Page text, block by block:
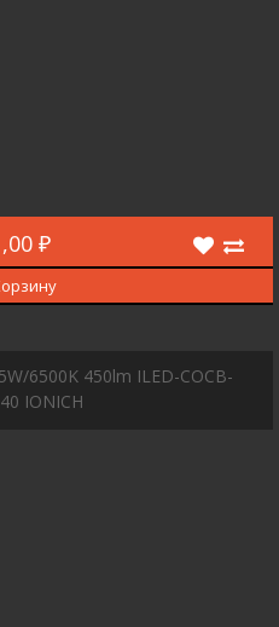
₽
6500K 450lm ILED-COCB-
IONICH